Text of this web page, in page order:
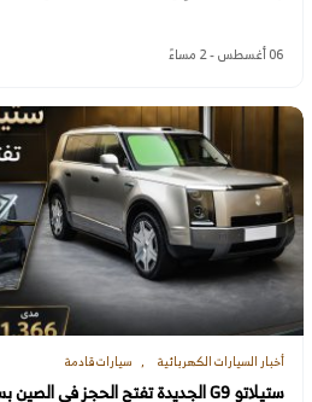
06 أغسطس - 2 مساءً
أخبار السيارات الكهربائية سيارات قادمة